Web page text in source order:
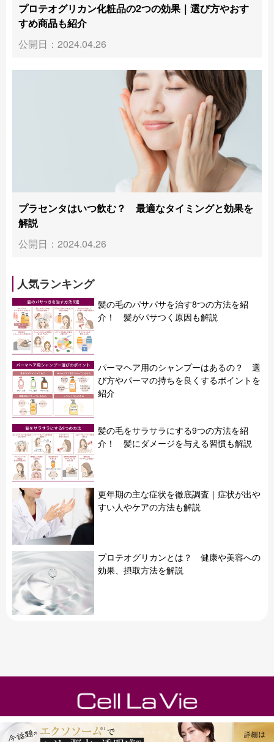
プロテオグリカン化粧品の2つの効果｜選び方やおす
すめ商品も紹介
公開日：2024.04.26
プラセンタはいつ飲む？ 最適なタイミングと効果を
解説
公開日：2024.04.26
人気ランキング
髪の毛のパサパサを治す8つの方法を紹
介！ 髪がパサつく原因も解説
パーマヘア用のシャンプーはあるの？ 選
び方やパーマの持ちを良くするポイントを
紹介
髪の毛をサラサラにする9つの方法を紹
介！ 髪にダメージを与える習慣も解説
更年期の主な症状を徹底調査｜症状が出や
すい人やケアの方法も解説
プロテオグリカンとは？ 健康や美容への
効果、摂取方法を解説
運営会社 フラコラ公式オンラインショップ